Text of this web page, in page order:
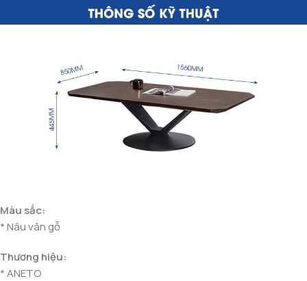
Màu sắc:
* Nâu vân gỗ
Thương hiệu:
* ANETO